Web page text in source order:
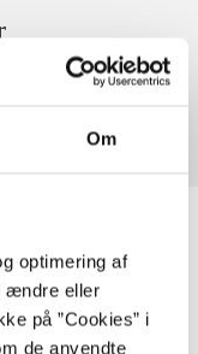
Om
optimering af
ændre eller
på ”Cookies” i
de anvendte